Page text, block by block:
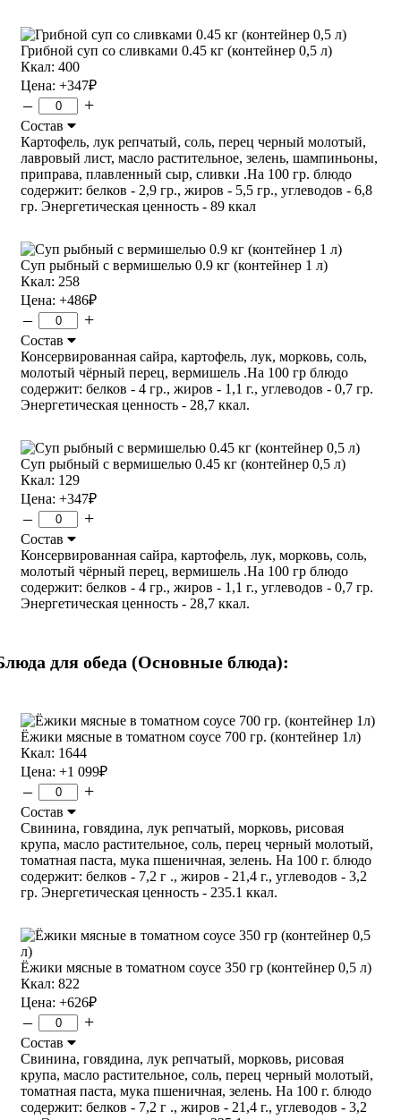
Грибной суп со сливками 0.45 кг (контейнер 0,5 л)
Ккал: 400
Цена: +347₽
– +
Состав
Картофель, лук репчатый, соль, перец черный молотый,
лавровый лист, масло растительное, зелень, шампиньоны,
приправа, плавленный сыр, сливки .На 100 гр. блюдо
содержит: белков - 2,9 гр., жиров - 5,5 гр., углеводов - 6,8
гр. Энергетическая ценность - 89 ккал
Суп рыбный с вермишелью 0.9 кг (контейнер 1 л)
Ккал: 258
Цена: +486₽
– +
Состав
Консервированная сайра, картофель, лук, морковь, соль,
молотый чёрный перец, вермишель .На 100 гр блюдо
содержит: белков - 4 гр., жиров - 1,1 г., углеводов - 0,7 гр.
Энергетическая ценность - 28,7 ккал.
Суп рыбный с вермишелью 0.45 кг (контейнер 0,5 л)
Ккал: 129
Цена: +347₽
– +
Состав
Консервированная сайра, картофель, лук, морковь, соль,
молотый чёрный перец, вермишель .На 100 гр блюдо
содержит: белков - 4 гр., жиров - 1,1 г., углеводов - 0,7 гр.
Энергетическая ценность - 28,7 ккал.
для обеда (Основные блюда):
Ёжики мясные в томатном соусе 700 гр. (контейнер 1л)
Ккал: 1644
Цена: +1 099₽
– +
Состав
Свинина, говядина, лук репчатый, морковь, рисовая
крупа, масло растительное, соль, перец черный молотый,
томатная паста, мука пшеничная, зелень. На 100 г. блюдо
содержит: белков - 7,2 г ., жиров - 21,4 г., углеводов - 3,2
гр. Энергетическая ценность - 235.1 ккал.
Ёжики мясные в томатном соусе 350 гр (контейнер 0,5 л)
Ккал: 822
Цена: +626₽
– +
Состав
Свинина, говядина, лук репчатый, морковь, рисовая
крупа, масло растительное, соль, перец черный молотый,
томатная паста, мука пшеничная, зелень. На 100 г. блюдо
содержит: белков - 7,2 г ., жиров - 21,4 г., углеводов - 3,2